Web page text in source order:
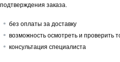
подтверждения заказа.
без оплаты за доставку
возможность осмотреть и проверить
консультация специалиста